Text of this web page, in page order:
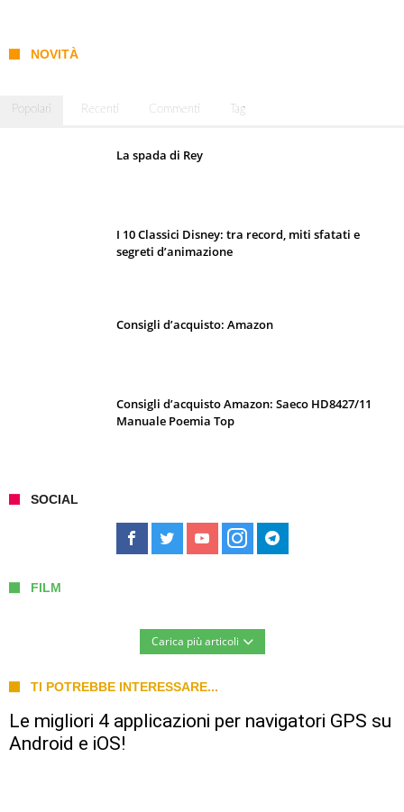
NOVITÀ
Popolari Recenti Commenti Tag
La spada di Rey
I 10 Classici Disney: tra record, miti sfatati e
segreti d’animazione
Consigli d’acquisto: Amazon
Consigli d’acquisto Amazon: Saeco HD8427/11
Manuale Poemia Top
SOCIAL
FILM
Carica più articoli
TI POTREBBE INTERESSARE...
Le migliori 4 applicazioni per navigatori GPS su
Android e iOS!